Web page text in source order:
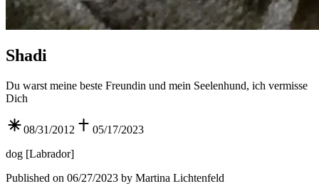
Shadi
Du warst meine beste Freundin und mein Seelenhund, ich vermisse
Dich
08/31/2012
05/17/2023
dog [Labrador]
Published on 06/27/2023 by Martina Lichtenfeld